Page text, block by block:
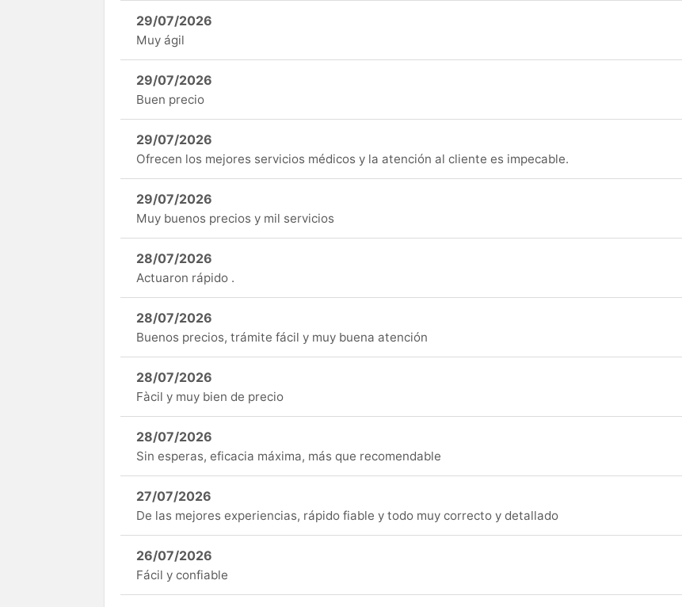
29/07/2026
Muy ágil
29/07/2026
Buen precio
29/07/2026
Ofrecen los mejores servicios médicos y la atención al cliente es impecable.
29/07/2026
Muy buenos precios y mil servicios
28/07/2026
Actuaron rápido .
28/07/2026
Buenos precios, trámite fácil y muy buena atención
28/07/2026
Fàcil y muy bien de precio
28/07/2026
Sin esperas, eficacia máxima, más que recomendable
27/07/2026
De las mejores experiencias, rápido fiable y todo muy correcto y detallado
26/07/2026
Fácil y confiable